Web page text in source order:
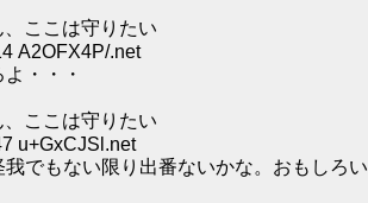
ここは守りたい
A2OFX4P/.net
・・・
ここは守りたい
u+GxCJSl.net
でもない限り出番ないかな。おもしろい